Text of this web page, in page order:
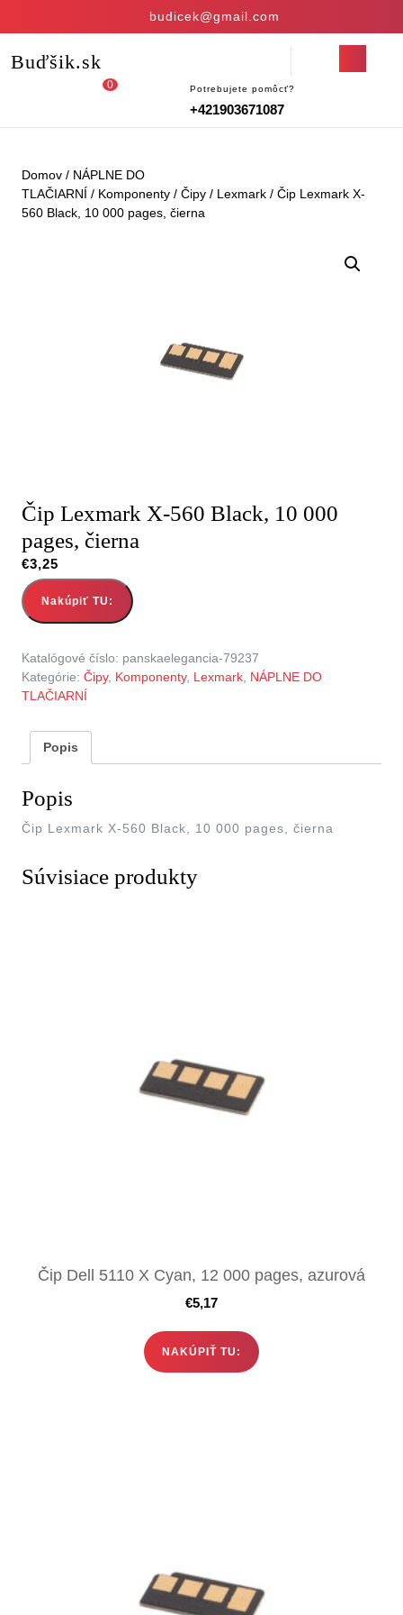
budicek@gmail.com
Buďšik.sk
Button
0 Potrebujete pomôcť?
+421903671087
Domov / NÁPLNE DO
TLAČIARNÍ / Komponenty / Čipy / Lexmark / Čip Lexmark X-
560 Black, 10 000 pages, čierna
Čip Lexmark X-560 Black, 10 000
pages, čierna
€3,25
Nakúpiť TU:
Katalógové číslo: panskaelegancia-79237
Kategórie: Čipy, Komponenty, Lexmark, NÁPLNE DO
TLAČIARNÍ
Popis
Popis
Čip Lexmark X-560 Black, 10 000 pages, čierna
Súvisiace produkty
Čip Dell 5110 X Cyan, 12 000 pages, azurová
€5,17
NAKÚPIŤ TU: